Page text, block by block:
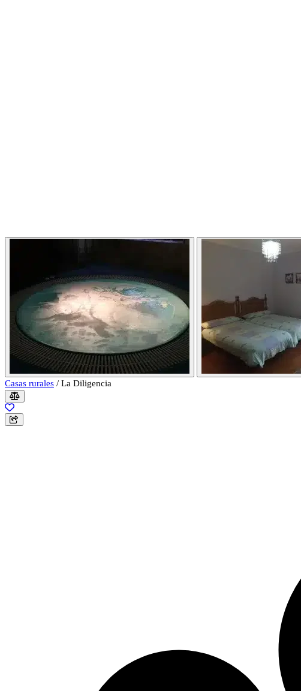
Casas rurales / La Diligencia